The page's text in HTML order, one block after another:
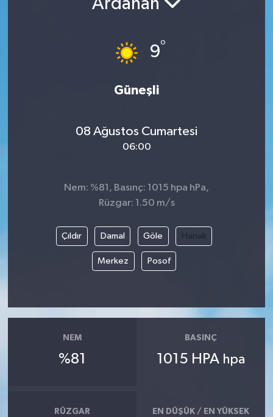
Ardahan
9°
Güneşli
08 Ağustos Cumartesi
06:00
Nem: %81, Basınç: 1015 hpa hPa,
Rüzgar: 1.50 m/s
Çıldır Damal Göle Hanak
Merkez Posof
NEM
%81
BASINÇ
1015 HPA hpa
RÜZGAR EN DÜŞÜK / EN YÜKSEK